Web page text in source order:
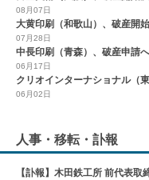
08月07日
大黄印刷（和歌山）、破産開
07月28日
中長印刷（青森）、破産申請
06月17日
クリオインターナショナル（
06月02日
人事・移転・訃報
【訃報】木田鉄工所 前代表